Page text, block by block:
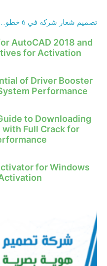
تصميم شعار شركة
AutoCAD 2018 and
for Activation
of Driver Booster
Performance
to Downloading
Full Crack for
for Windows